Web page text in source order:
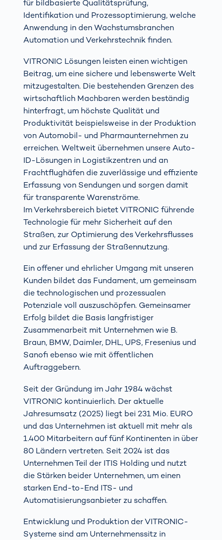
für bildbasierte Qualitätsprüfung,
Identifikation und Prozessoptimierung, welche
Anwendung in den Wachstumsbranchen
Automation und Verkehrstechnik finden.
VITRONIC Lösungen leisten einen wichtigen
Beitrag, um eine sichere und lebenswerte Welt
mitzugestalten. Die bestehenden Grenzen des
wirtschaftlich Machbaren werden beständig
hinterfragt, um höchste Qualität und
Produktivität beispielsweise in der Produktion
von Automobil- und Pharmaunternehmen zu
erreichen. Weltweit übernehmen unsere Auto-
ID-Lösungen in Logistikzentren und an
Frachtflughäfen die zuverlässige und effiziente
Erfassung von Sendungen und sorgen damit
für transparente Warenströme.
Im Verkehrsbereich bietet VITRONIC führende
Technologie für mehr Sicherheit auf den
Straßen, zur Optimierung des Verkehrsflusses
und zur Erfassung der Straßennutzung.
Ein offener und ehrlicher Umgang mit unseren
Kunden bildet das Fundament, um gemeinsam
die technologischen und prozessualen
Potenziale voll auszuschöpfen. Gemeinsamer
Erfolg bildet die Basis langfristiger
Zusammenarbeit mit Unternehmen wie B.
Braun, BMW, Daimler, DHL, UPS, Fresenius und
Sanofi ebenso wie mit öffentlichen
Auftraggebern.
Seit der Gründung im Jahr 1984 wächst
VITRONIC kontinuierlich. Der aktuelle
Jahresumsatz (2025) liegt bei 231 Mio. EURO
und das Unternehmen ist aktuell mit mehr als
1.400 Mitarbeitern auf fünf Kontinenten in über
80 Ländern vertreten. Seit 2024 ist das
Unternehmen Teil der ITIS Holding und nutzt
die Stärken beider Unternehmen, um einen
starken End-to-End ITS- und
Automatisierungsanbieter zu schaffen.
Entwicklung und Produktion der VITRONIC-
Systeme sind am Unternehmenssitz in